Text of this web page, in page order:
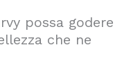
possa godere
che ne